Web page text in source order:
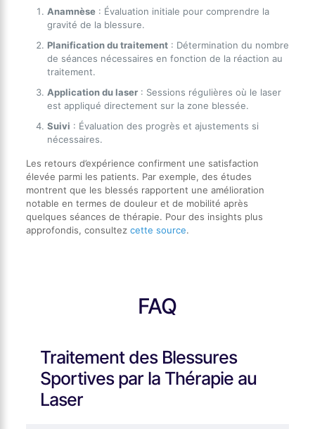
Anamnèse: Évaluation initiale pour comprendre la
gravité de la blessure.
Planification du traitement: Détermination du nombre
de séances nécessaires en fonction de la réaction au
traitement.
Application du laser: Sessions régulières où le laser
est appliqué directement sur la zone blessée.
Suivi : Évaluation des progrès et ajustements si
nécessaires.
Les retours d’expérience confirment une satisfaction
élevée parmi les patients. Par exemple, des études
montrent que les blessés rapportent une amélioration
notable en termes de douleur et de mobilité après
quelques séances de thérapie. Pour des insights plus
approfondis, consultez cette source.
FAQ
Traitement des Blessures
Sportives par la Thérapie au
Laser